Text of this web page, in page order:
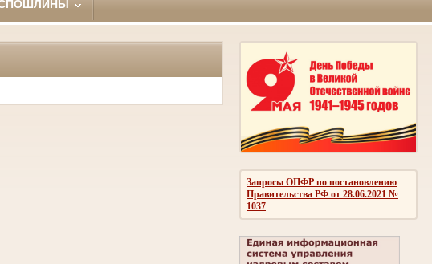
Запросы ОПФР по постановлению
Правительства РФ от 28.06.2021 №
1037